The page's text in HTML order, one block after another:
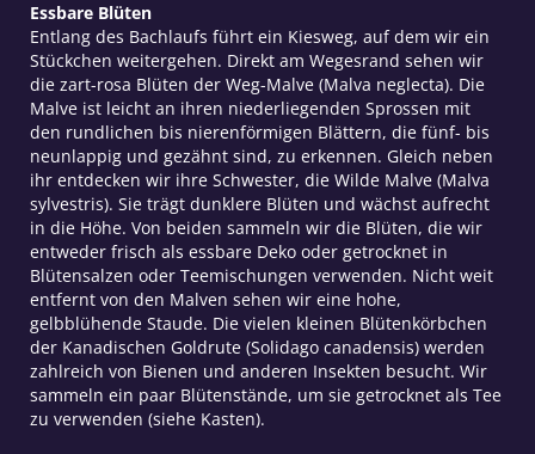
Essbare Blüten
Entlang des Bachlaufs führt ein Kiesweg, auf dem wir ein
Stückchen weitergehen. Direkt am Wegesrand sehen wir
die zart-rosa Blüten der Weg-Malve (Malva neglecta). Die
Malve ist leicht an ihren niederliegenden Sprossen mit
den rundlichen bis nierenförmigen Blättern, die fünf- bis
neunlappig und gezähnt sind, zu erkennen. Gleich neben
ihr entdecken wir ihre Schwester, die Wilde Malve (Malva
sylvestris). Sie trägt dunklere Blüten und wächst aufrecht
in die Höhe. Von beiden sammeln wir die Blüten, die wir
entweder frisch als essbare Deko oder getrocknet in
Blütensalzen oder Teemischungen verwenden. Nicht weit
entfernt von den Malven sehen wir eine hohe,
gelbblühende Staude. Die vielen kleinen Blütenkörbchen
der Kanadischen Goldrute (Solidago canadensis) werden
zahlreich von Bienen und anderen Insekten besucht. Wir
sammeln ein paar Blütenstände, um sie getrocknet als Tee
zu verwenden (siehe Kasten).